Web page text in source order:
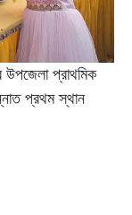
উপজেলা প্রাথমিক
প্রথম স্থান